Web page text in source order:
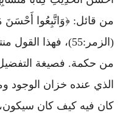
من قائل: ﴿وَاتَّبِعُوا أَحْسَنَ
(الزمر:55)، فهذا
من حكمة. فصيغة
الذي عنده خزان الوجود
كان فيه كيف كان